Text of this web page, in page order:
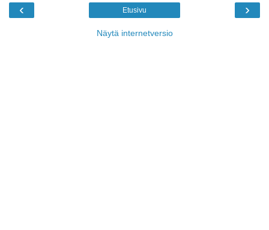
‹ ›
Etusivu
Näytä internetversio